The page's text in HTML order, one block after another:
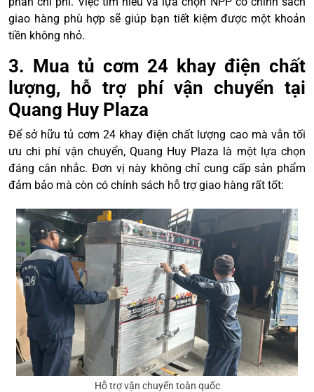
giao hàng phù hợp sẽ giúp bạn tiết kiệm được một khoản
tiền không nhỏ.
3. Mua tủ cơm 24 khay điện chất
lượng, hỗ trợ phí vận chuyển tại
Quang Huy Plaza
Để sở hữu tủ cơm 24 khay điện chất lượng cao mà vẫn tối
ưu chi phí vận chuyển, Quang Huy Plaza là một lựa chọn
đáng cân nhắc. Đơn vị này không chỉ cung cấp sản phẩm
đảm bảo mà còn có chính sách hỗ trợ giao hàng rất tốt:
Hỗ trợ vận chuyển toàn quốc